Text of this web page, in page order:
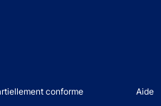
conforme Aide